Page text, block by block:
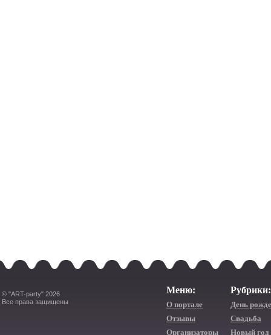
© "ART-party" 2026
Все права защищены
Меню:
О портале
Отзывы
Организаторы
Рубрики:
День
Свадьба
Новый год